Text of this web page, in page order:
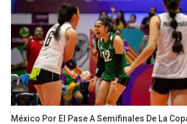
México Por El Pase A Semifinales De La